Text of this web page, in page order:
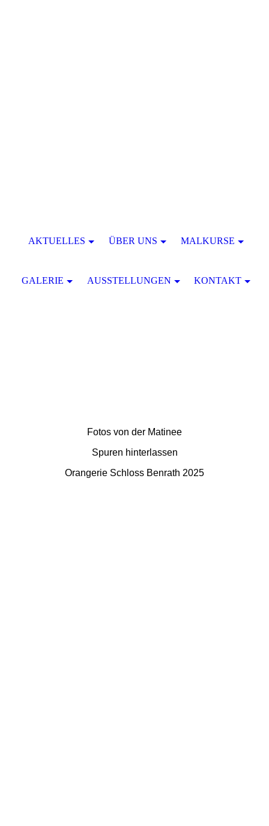
Fotos von der Matinee
Spuren hinterlassen
Orangerie Schloss Benrath 2025
AKTUELLES ÜBER UNS MALKURSE
GALERIE AUSSTELLUNGEN KONTAKT